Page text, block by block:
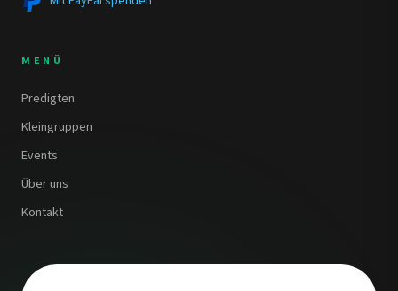
MENÜ
Predigten
Kleingruppen
Events
Über uns
Kontakt